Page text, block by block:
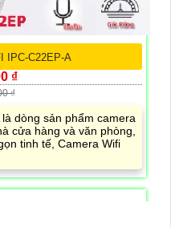
IPC-C22EP-A
₫
₫
dòng sản phẩm camera
cửa hàng và văn phòng,
tinh tế, Camera Wifi